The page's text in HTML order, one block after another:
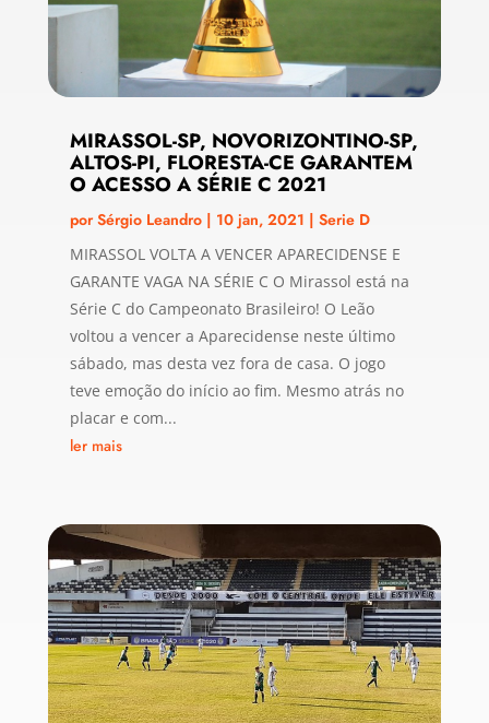
MIRASSOL-SP, NOVORIZONTINO-SP,
ALTOS-PI, FLORESTA-CE GARANTEM
O ACESSO A SÉRIE C 2021
porSérgio Leandro| 10 jan, 2021 | Serie D
MIRASSOL VOLTA A VENCER APARECIDENSE E
GARANTE VAGA NA SÉRIE C O Mirassol está na
Série C do Campeonato Brasileiro! O Leão
voltou a vencer a Aparecidense neste último
sábado, mas desta vez fora de casa. O jogo
teve emoção do início ao fim. Mesmo atrás no
placar e com...
ler mais